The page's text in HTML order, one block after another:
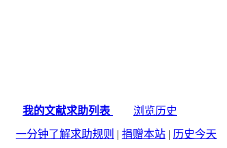
我的文献求助列表
浏览历史
一分钟了解求助规则 | 捐赠本站 | 历史今天